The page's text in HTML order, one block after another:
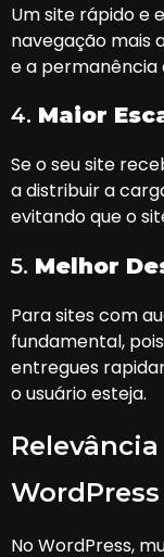
Um site rápido e
navegação mais
e a permanência
4. Maior
Se o seu site
a distribuir a
evitando que o
5. Melhor
Para sites com
fundamental,
entregues
o usuário esteja.
WordPress
No WordPress,